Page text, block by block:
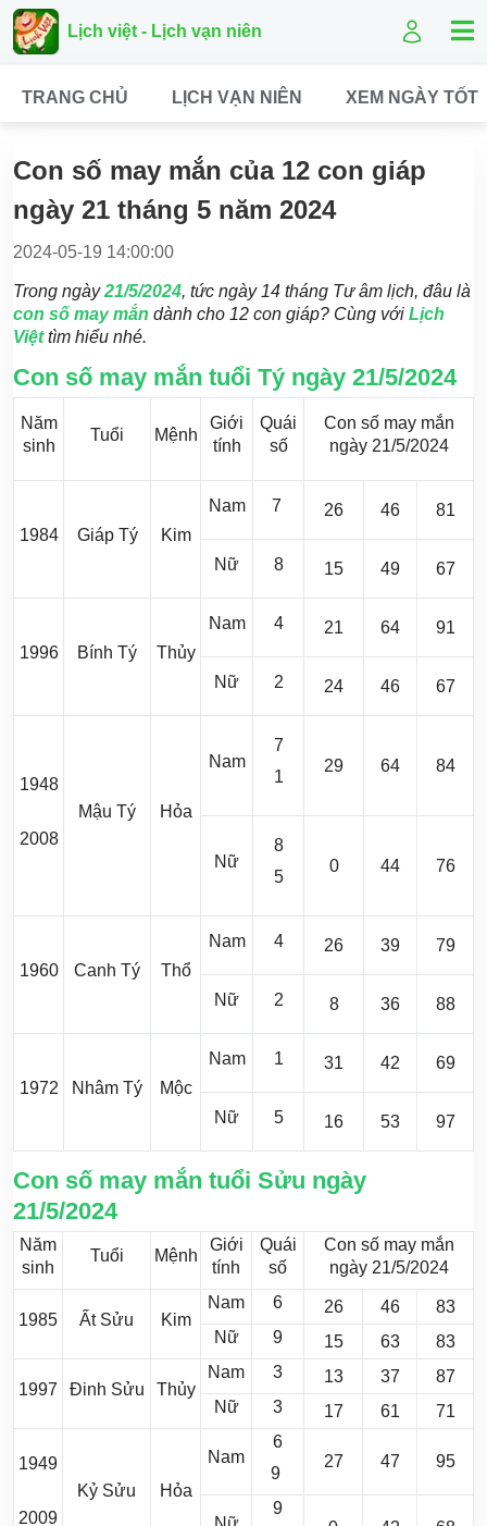
Lịch việt - Lịch vạn niên
TRANG CHỦ LỊCH VẠN NIÊN XEM NGÀY TỐT
Con số may mắn của 12 con giáp
ngày 21 tháng 5 năm 2024
2024-05-19 14:00:00
Trong ngày21/5/2024, tức ngày 14 tháng Tư âm lịch, đâu là
con số may mắn dành cho 12 con giáp? Cùng với Lịch
Việttìm hiểu nhé.
Con số may mắn tuổi Tý ngày 21/5/2024
Năm
sinh
Tuổi Mệnh
Giới
tính
Quái
số
Con số may mắn
ngày 21/5/2024
1984 Giáp Tý Kim
Nam 7 26 46 81
Nữ 8 15 49 67
1996 Bính Tý Thủy
Nam 4 21 64 91
Nữ 2 24 46 67
1948
2008
Mậu Tý Hỏa
Nam
7
1
29 64 84
Nữ
8
5
0 44 76
1960 Canh Tý Thổ
Nam 4 26 39 79
Nữ 2 8 36 88
1972 Nhâm Tý Mộc
Nam 1 31 42 69
Nữ 5 16 53 97
Con số may mắn tuổi Sửu ngày
21/5/2024
Năm
sinh
Tuổi Mệnh
Giới
tính
Quái
số
Con số may mắn
ngày 21/5/2024
1985 Ất Sửu Kim
Nam 6 26 46
83
Nữ
9 15 63 83
1997 Đinh Sửu Thủy
Nam 3 13 37
87
Nữ
3 17 61 71
1949
2009
Kỷ Sửu Hỏa
Nam
6
9
27 47 95
9